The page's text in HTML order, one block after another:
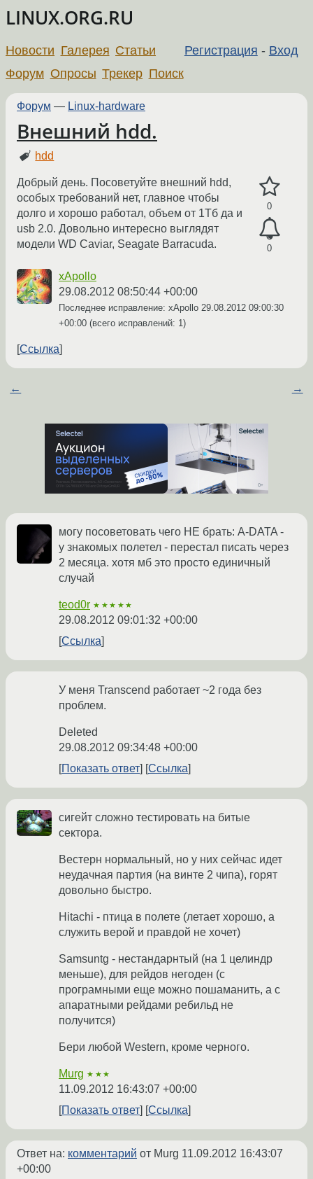
LINUX.ORG.RU
Регистрация - Вход
Новости Галерея Статьи
Форум Опросы Трекер Поиск
Форум — Linux-hardware
Внешний hdd.
hdd
0
0
Добрый день. Посоветуйте внешний hdd,
особых требований нет, главное чтобы
долго и хорошо работал, объем от 1Тб да и
usb 2.0. Довольно интересно выглядят
модели WD Caviar, Seagate Barracuda.
xApollo
29.08.2012 08:50:44 +00:00
Последнее исправление: xApollo 29.08.2012 09:00:30
+00:00 (всего исправлений: 1)
Ссылка
← →
могу посоветовать чего НЕ брать: A-DATA -
у знакомых полетел - перестал писать через
2 месяца. хотя мб это просто единичный
случай
teod0r ★★★★★
29.08.2012 09:01:32 +00:00
Ссылка
У меня Transcend работает ~2 года без
проблем.
Deleted
29.08.2012 09:34:48 +00:00
Показать ответ
Ссылка
сигейт сложно тестировать на битые
сектора.
Вестерн нормальный, но у них сейчас идет
неудачная партия (на винте 2 чипа), горят
довольно быстро.
Hitachi - птица в полете (летает хорошо, а
служить верой и правдой не хочет)
Samsuntg - нестандарнтый (на 1 целиндр
меньше), для рейдов негоден (с
програмными еще можно пошаманить, а с
апаратными рейдами ребильд не
получится)
Бери любой Western, кроме черного.
Murg ★★★
11.09.2012 16:43:07 +00:00
Показать ответ
Ссылка
Ответ на: комментарий от Murg 11.09.2012 16:43:07
+00:00